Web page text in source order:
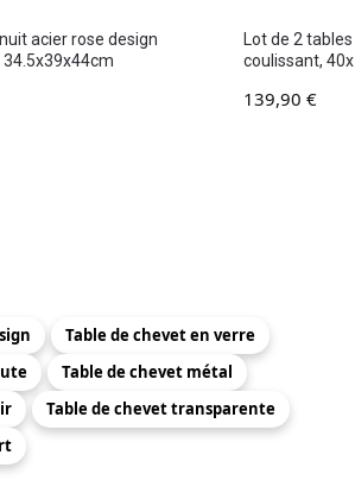
acier rose design
Lot de 2
coulissant,
139,90 €
Table de chevet en verre
Table de chevet métal
Table de chevet transparente